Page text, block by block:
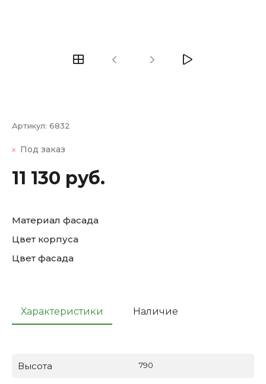
Артикул: 6832
Под заказ
11 130 руб.
Материал фасада
Цвет корпуса
Цвет фасада
Характеристики Наличие
Высота 790